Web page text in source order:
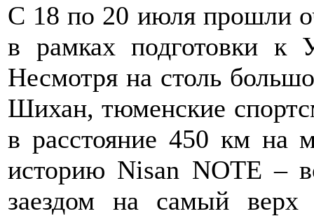
C 18 по 20 июля прошли
в рамках подготовки к
Несмотря на столь
Шихан, тюменские
в расстояние 450 км на
историю Nisan NOTE –
заездом на самый